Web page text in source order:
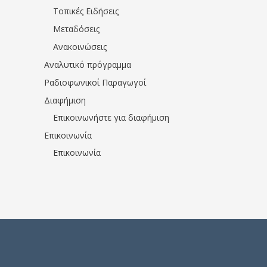
Τοπικές Ειδήσεις
Μεταδόσεις
Ανακοινώσεις
Αναλυτικό πρόγραμμα
Ραδιοφωνικοί Παραγωγοί
Διαφήμιση
Επικοινωνήστε για διαφήμιση
Επικοινωνία
Επικοινωνία